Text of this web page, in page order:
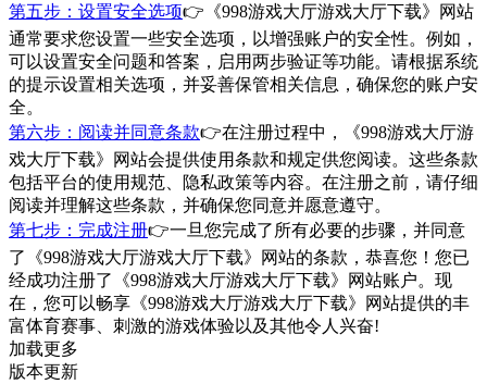
第五步：设置安全选项👉《998游戏大厅游戏大厅下载》网站
通常要求您设置一些安全选项，以增强账户的安全性。例如，
可以设置安全问题和答案，启用两步验证等功能。请根据系统
的提示设置相关选项，并妥善保管相关信息，确保您的账户安
全。
第六步：阅读并同意条款👉在注册过程中，《998游戏大厅游
戏大厅下载》网站会提供使用条款和规定供您阅读。这些条款
包括平台的使用规范、隐私政策等内容。在注册之前，请仔细
阅读并理解这些条款，并确保您同意并愿意遵守。
第七步：完成注册👉一旦您完成了所有必要的步骤，并同意
了《998游戏大厅游戏大厅下载》网站的条款，恭喜您！您已
经成功注册了《998游戏大厅游戏大厅下载》网站账户。现
在，您可以畅享《998游戏大厅游戏大厅下载》网站提供的丰
富体育赛事、刺激的游戏体验以及其他令人兴奋!
加载更多
版本更新